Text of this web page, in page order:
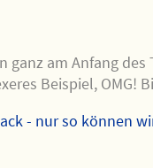
ganz am Anfang des
Beispiel, OMG!
- nur so können